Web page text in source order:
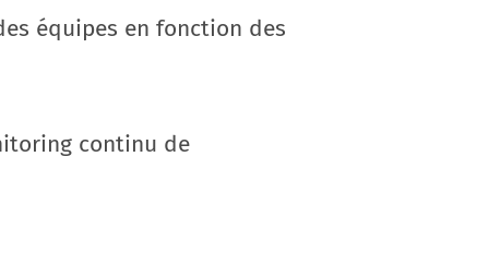
équipes en fonction des
continu de